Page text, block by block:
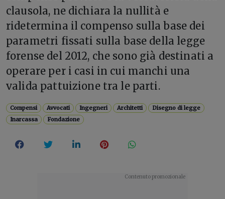
clausola, ne dichiara la nullità e
ridetermina il compenso sulla base dei
parametri fissati sulla base della legge
forense del 2012, che sono già destinati a
operare per i casi in cui manchi una
valida pattuizione tra le parti.
Compensi Avvocati Ingegneri Architetti
Disegno di legge
Inarcassa
Fondazione